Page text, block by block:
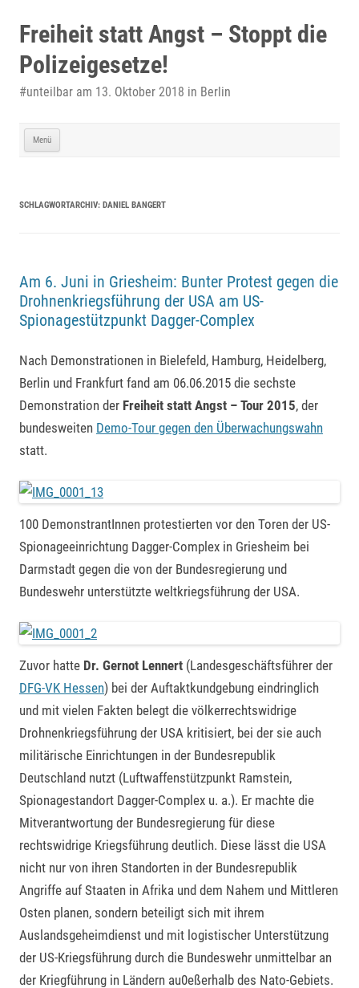
springen
Freiheit statt Angst – Stoppt die
Polizeigesetze!
#unteilbar am 13. Oktober 2018 in Berlin
Menü
SCHLAGWORTARCHIV: DANIEL BANGERT
Am 6. Juni in Griesheim: Bunter Protest gegen die
Drohnenkriegsführung der USA am US-
Spionagestützpunkt Dagger-Complex
Nach Demonstrationen in Bielefeld, Hamburg, Heidelberg,
Berlin und Frankfurt fand am 06.06.2015 die sechste
Demonstration der Freiheit statt Angst – Tour 2015, der
bundesweiten Demo-Tour gegen den Überwachungswahn
statt.
100 DemonstrantInnen protestierten vor den Toren der US-
Spionageeinrichtung Dagger-Complex in Griesheim bei
Darmstadt gegen die von der Bundesregierung und
Bundeswehr unterstützte weltkriegsführung der USA.
Zuvor hatte Dr. Gernot Lennert (Landesgeschäftsführer der
DFG-VK Hessen) bei der Auftaktkundgebung eindringlich
und mit vielen Fakten belegt die völkerrechtswidrige
Drohnenkriegsführung der USA kritisiert, bei der sie auch
militärische Einrichtungen in der Bundesrepublik
Deutschland nutzt (Luftwaffenstützpunkt Ramstein,
Spionagestandort Dagger-Complex u. a.). Er machte die
Mitverantwortung der Bundesregierung für diese
rechtswidrige Kriegsführung deutlich. Diese lässt die USA
nicht nur von ihren Standorten in der Bundesrepublik
Angriffe auf Staaten in Afrika und dem Nahem und Mittleren
Osten planen, sondern beteiligt sich mit ihrem
Auslandsgeheimdienst und mit logistischer Unterstützung
der US-Kriegsführung durch die Bundeswehr unmittelbar an
der Kriegführung in Ländern au0eßerhalb des Nato-Gebiets.